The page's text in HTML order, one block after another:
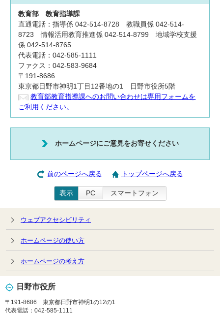
教育部 教育指導課
直通電話：指導係 042-514-8728 教職員係 042-514-
8723 情報活用教育推進係 042-514-8799 地域学校支援
係 042-514-8765
代表電話：042-585-1111
ファクス：042-583-9684
〒191-8686
東京都日野市神明1丁目12番地の1 日野市役所5階
教育部教育指導課へのお問い合わせは専用フォームを
ご利用ください。
ホームページにご意見をお寄せください
前のページへ戻る トップページへ戻る
表示 PC スマートフォン
ウェブアクセシビリティ
ホームページの使い方
ホームページの考え方
日野市役所
〒191-8686 東京都日野市神明1の12の1
代表電話：042-585-1111